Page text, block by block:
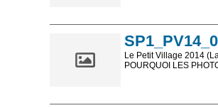
Le Petit Village 2014
POURQUOI LES